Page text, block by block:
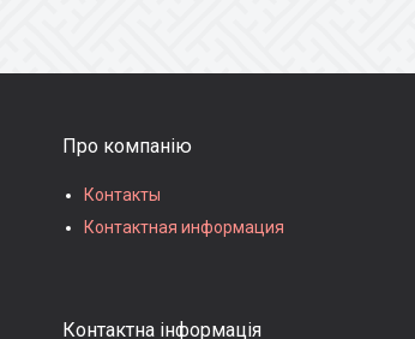
Про компанію
Контакты
Контактная информация